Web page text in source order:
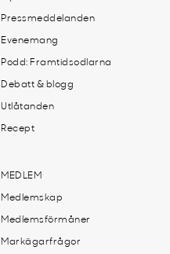
Pressmeddelanden
Evenemang
Podd: Framtidsodlarna
Debatt & blogg
Utlåtanden
Recept
MEDLEM
Medlemskap
Medlemsförmåner
Markägarfrågor